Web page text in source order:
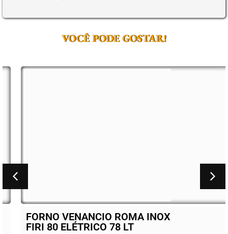
VOCÊ PODE GOSTAR!
FORNO VENANCIO ROMA INOX
FIRI 80 ELÉTRICO 78 LT